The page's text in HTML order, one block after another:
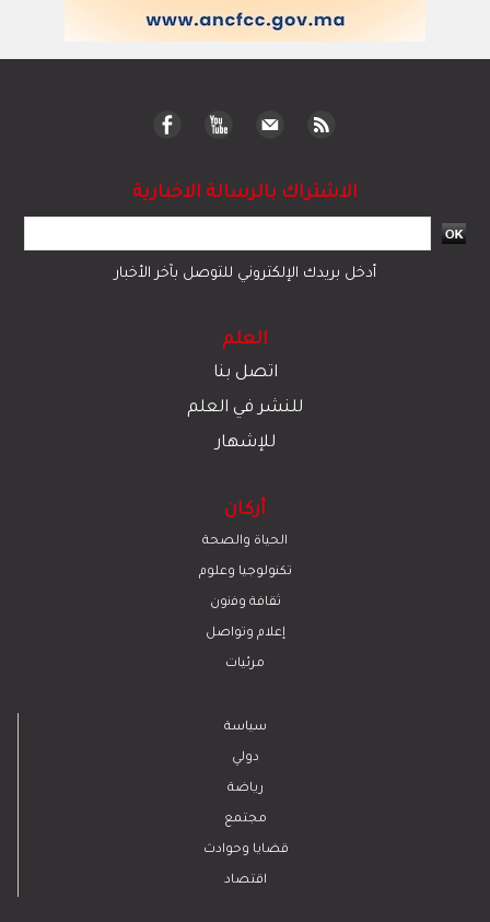
الاشتراك بالرسالة الاخبارية
أدخل بريدك الإلكتروني للتوصل بآخر الأخبار
العلم
اتصل بنا
للنشر في العلم
للإشهار
أركان
الحياة والصحة
تكنولوجيا وعلوم
ﺛﻘﺎﻓﺔ وﻓﻧون
إعلام وتواصل
مرئيات
سياسة
دولي
رياضة
مجتمع
قضايا وحوادث
اقتصاد